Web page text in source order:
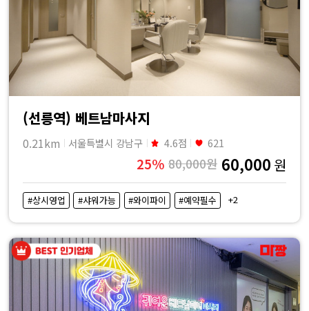
마
사
지
샵
가
격
비
교
(선릉역) 베트남마사지
0.21km 서울특별시 강남구 4.6점 621
25% 80,000원 60,000 원
#상시영업 #샤워가능 #와이파이 #예약필수 +2